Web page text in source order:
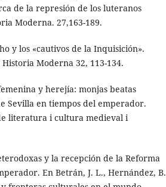
de la represión de los luteranos
Moderna. 27,163-189.
y los «cautivos de la Inquisición».
Moderna 32, 113-134.
y herejía: monjas beatas
Sevilla en tiempos del emperador.
literatura i cultura medieval i
y la recepción de la Reforma
En Betrán, J. L., Hernández, B.